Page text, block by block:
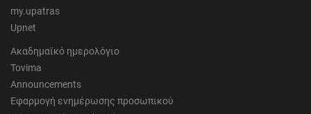
my.upatras
Upnet
Ακαδημαϊκό ημερολόγιο
Tovima
Announcements
Εφαρμογή ενημέρωσης προσωπικού